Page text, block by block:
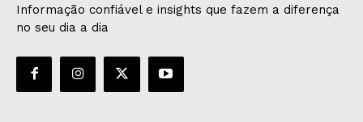
Informação confiável e insights que fazem a diferença
no seu dia a dia